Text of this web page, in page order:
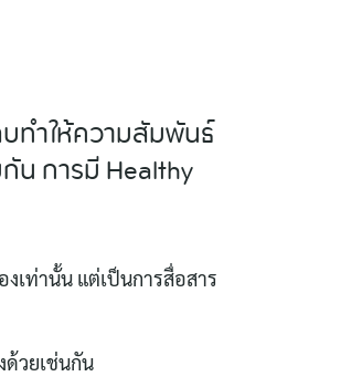
บทำให้ความสัมพันธ์
น การมี Healthy
เท่านั้น แต่เป็นการสื่อสาร
ด้วยเช่นกัน